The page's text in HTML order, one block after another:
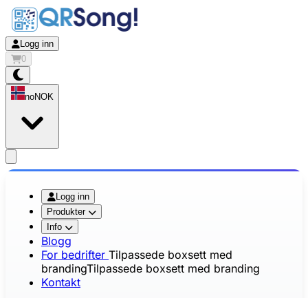
Logg inn
0
noNOK
Logg inn
Produkter
Info
Blogg
For bedrifter Tilpassede boxsett med
brandingTilpassede boxsett med branding
Kontakt